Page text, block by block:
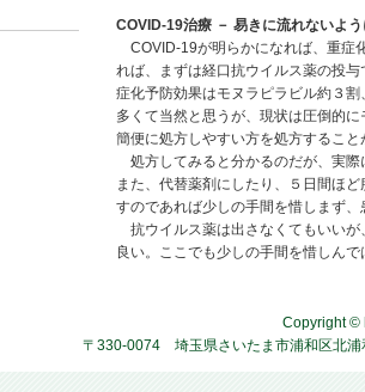
COVID-19治療 － 易きに流れないよ
COVID-19が明らかになれば、重症
れば、まずは経口抗ウイルス薬の投
症化予防効果はモヌラピラビル約３
多くて当然と思うが、現状は圧倒的
簡便に処方しやすい方を処方するこ
処方してみると分かるのだが、実際
また、代替薬剤にしたり、５日間ほ
すのであれば少しの手間を惜しまず
抗ウイルス薬は出さなくてもいいが
良い。ここでも少しの手間を惜しん
Copyright ©
〒330-0074 埼玉県さいたま市浦和区北